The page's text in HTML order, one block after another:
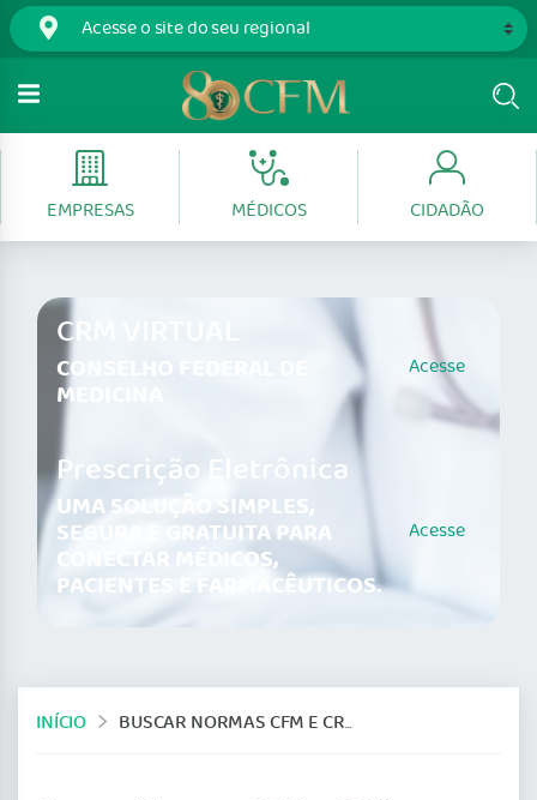
EMPRESAS MÉDICOS CIDADÃO
CRM VIRTUAL
CONSELHO FEDERAL DE
MEDICINA
Acesse
Prescrição Eletrônica
UMA SOLUÇÃO SIMPLES,
SEGURA E GRATUITA PARA
CONECTAR MÉDICOS,
PACIENTES E FARMACÊUTICOS.
Acesse
INÍCIO BUSCAR NORMAS CFM E CRMS